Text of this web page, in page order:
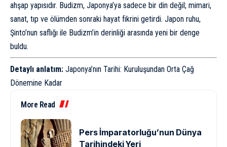
ahşap yapısıdır. Budizm, Japonya’ya sadece bir din değil; mimari,
sanat, tıp ve ölümden sonraki hayat fikrini getirdi. Japon ruhu,
Şinto’nun saflığı ile Budizm’in derinliği arasında yeni bir denge
buldu.
Detaylı anlatım: Japonya’nın Tarihi: Kuruluşundan Orta Çağ
Dönemine Kadar
More Read
Pers İmparatorluğu’nun Dünya
Tarihindeki Yeri